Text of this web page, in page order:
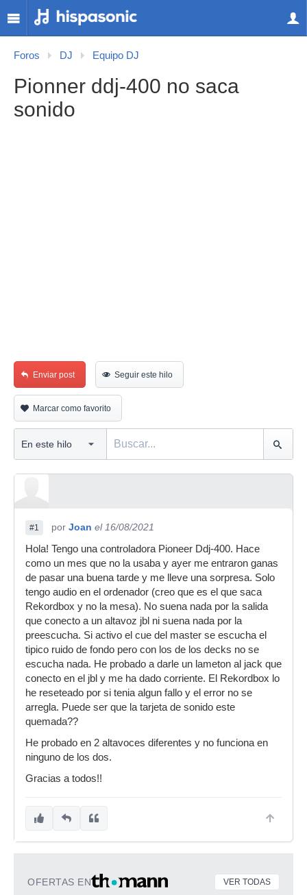
Foros DJ Equipo DJ
Pionner ddj-400 no saca
sonido
Enviar post Seguir este hilo
Marcar como favorito
#1 por Joan el 16/08/2021
Hola! Tengo una controladora Pioneer Ddj-400. Hace
como un mes que no la usaba y ayer me entraron ganas
de pasar una buena tarde y me lleve una sorpresa. Solo
tengo audio en el ordenador (creo que es el que saca
Rekordbox y no la mesa). No suena nada por la salida
que conecto a un altavoz jbl ni suena nada por la
preescucha. Si activo el cue del master se escucha el
tipico ruido de fondo pero con los de los decks no se
escucha nada. He probado a darle un lameton al jack que
conecto en el jbl y me ha dado corriente. El Rekordbox lo
he reseteado por si tenia algun fallo y el error no se
arregla. Puede ser que la tarjeta de sonido este
quemada??
He probado en 2 altavoces diferentes y no funciona en
ninguno de los dos.
Gracias a todos!!
OFERTAS EN VER TODAS